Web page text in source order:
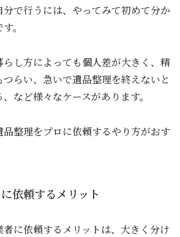
で行うには、やってみて初めて分か
。
し方によっても個人差が大きく、精
らい、急いで遺品整理を終えないと
など様々なケースがあります。
整理をプロに依頼するやり方がおす
依頼するメリット
に依頼するメリットは、大きく分け